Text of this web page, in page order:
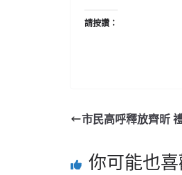
請按讚：
市民高呼釋放齊昕
你可能也